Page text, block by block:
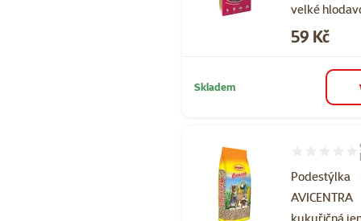
velké
Cena
59 Kč
Skladem
Podestýlka
AVICENTRA
Hodnocení